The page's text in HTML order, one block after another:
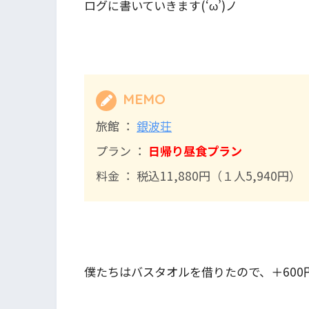
ログに書いていきます(‘ω’)ノ
MEMO
旅館 ：銀波荘
プラン ： 日帰り昼食プラン
料金 ： 税込11,880円（１人5,940円）
僕たちはバスタオルを借りたので、＋600